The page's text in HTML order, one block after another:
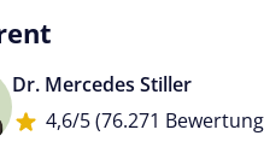
Dr. Mercedes Stiller
4,6/5(76.271